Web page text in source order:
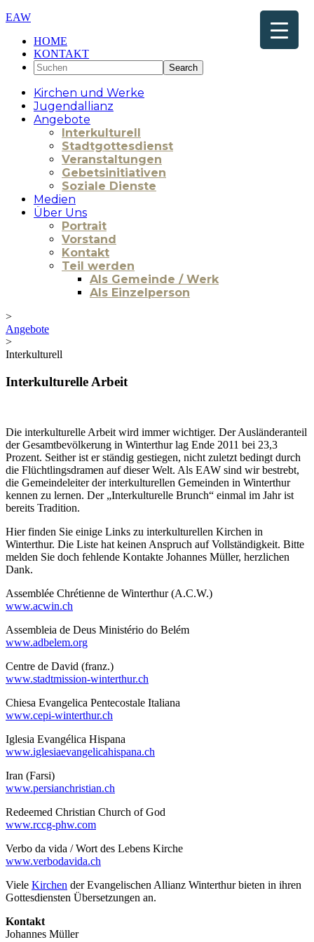
EAW
HOME
KONTAKT
Kirchen und Werke
Jugendallianz
Angebote
Interkulturell
Stadtgottesdienst
Veranstaltungen
Gebetsinitiativen
Soziale Dienste
Medien
Über Uns
Portrait
Vorstand
Kontakt
Teil werden
Als Gemeinde / Werk
Als Einzelperson
>
Angebote
>
Interkulturell
Interkulturelle Arbeit
Die interkulturelle Arbeit wird immer wichtiger. Der Ausländeranteil
der Gesamtbevölkerung in Winterthur lag Ende 2011 bei 23,3
Prozent. Seither ist er ständig gestiegen, nicht zuletzt bedingt durch
die Flüchtlingsdramen auf dieser Welt. Als EAW sind wir bestrebt,
die Gemeindeleiter der interkulturellen Gemeinden in Winterthur
kennen zu lernen. Der „Interkulturelle Brunch“ einmal im Jahr ist
bereits Tradition.
Hier finden Sie einige Links zu interkulturellen Kirchen in
Winterthur. Die Liste hat keinen Anspruch auf Vollständigkeit. Bitte
melden Sie doch fehlende Kontakte Johannes Müller, herzlichen
Dank.
Assemblée Chrétienne de Winterthur (A.C.W.)
www.acwin.ch
Assembleia de Deus Ministério do Belém
www.adbelem.org
Centre de David (franz.)
www.stadtmission-winterthur.ch
Chiesa Evangelica Pentecostale Italiana
www.cepi-winterthur.ch
Iglesia Evangélica Hispana
www.iglesiaevangelicahispana.ch
Iran (Farsi)
www.persianchristian.ch
Redeemed Christian Church of God
www.rccg-phw.com
Verbo da vida / Wort des Lebens Kirche
www.verbodavida.ch
Viele Kirchen der Evangelischen Allianz Winterthur bieten in ihren
Gottesdiensten Übersetzungen an.
Kontakt
Johannes Müller